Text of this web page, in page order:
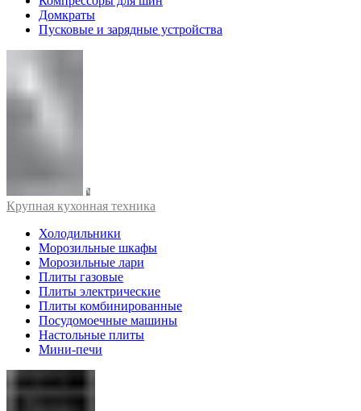
Домкраты
Пусковые и зарядные устройства
Крупная кухонная техника
Холодильники
Морозильные шкафы
Морозильные лари
Плиты газовые
Плиты электрические
Плиты комбинированные
Посудомоечные машины
Настольные плиты
Мини-печи